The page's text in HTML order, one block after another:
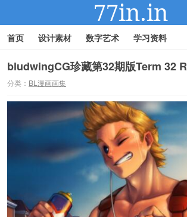
首页 设计素材 数字艺术 学习资料
bludwingCG珍藏第32期版Term 32
分类： BL漫画画集